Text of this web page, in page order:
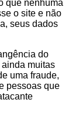
que nenhuma
o site e não
seus dados
do
muitas
uma fraude,
pessoas que